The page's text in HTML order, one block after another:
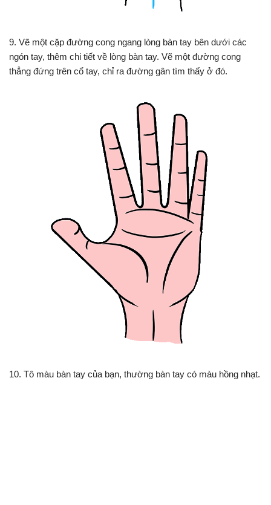
9. Vẽ một cặp đường cong ngang lòng bàn tay bên dưới các
ngón tay, thêm chi tiết về lòng bàn tay. Vẽ một đường cong
thẳng đứng trên cổ tay, chỉ ra đường gân tìm thấy ở đó.
10. Tô màu bàn tay của bạn, thường bàn tay có màu hồng nhạt.